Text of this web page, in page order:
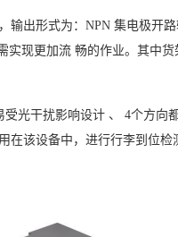
输出形式为：NPN 集电极开
实现更加流 畅的作业。其中
受光干扰影响设计 、 4个方向
在该设备中，进行行李到位检